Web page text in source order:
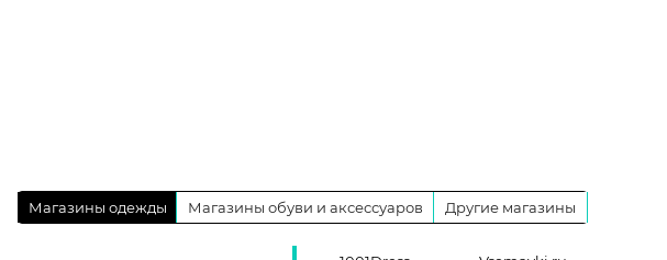
Магазины одежды Магазины обуви и аксессуаров Другие магазины